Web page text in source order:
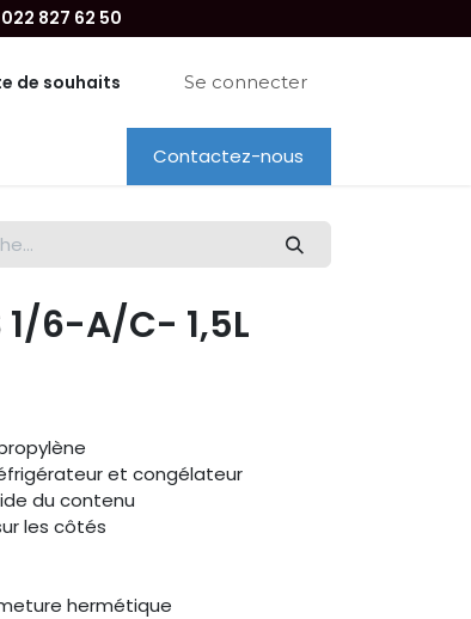
022 827 62 50
de souhaits Se connecter
Dépannage Location
Contactez-nous
1/6-A/C- 1,5L
et congélateur
du contenu
les côtés
hermétique